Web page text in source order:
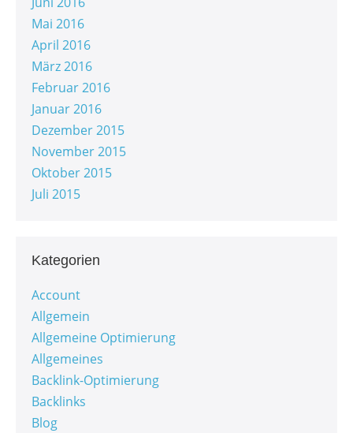
Mai 2016
April 2016
März 2016
Februar 2016
Januar 2016
Dezember 2015
November 2015
Oktober 2015
Juli 2015
Kategorien
Account
Allgemein
Allgemeine Optimierung
Allgemeines
Backlink-Optimierung
Backlinks
Blog